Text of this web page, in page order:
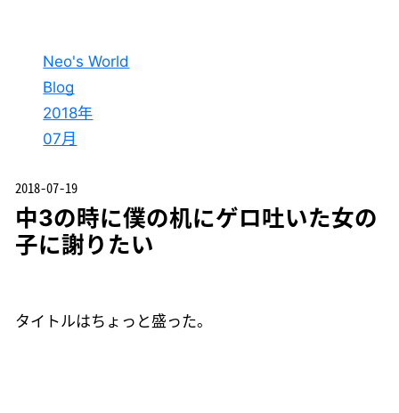
Neo's World
Blog
2018年
07月
2018-07-19
中3の時に僕の机にゲロ吐いた女の
子に謝りたい
タイトルはちょっと盛った。